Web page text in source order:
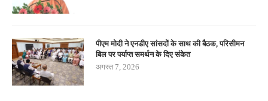
पीएम मोदी ने एनडीए सांसदों के साथ की बैठक, परिसीमन
बिल पर पर्याप्त समर्थन के दिए संकेत
अगस्त 7, 2026